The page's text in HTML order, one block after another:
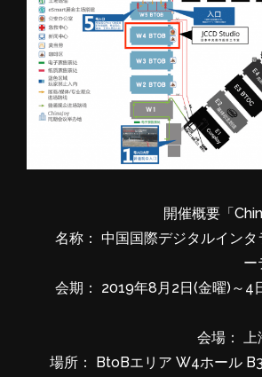
名称： 中国国際デジタルインタ
ー
会期： 2019年8月2日(金曜)～4
会場： 上
場所： BtoBエリア W4ホール